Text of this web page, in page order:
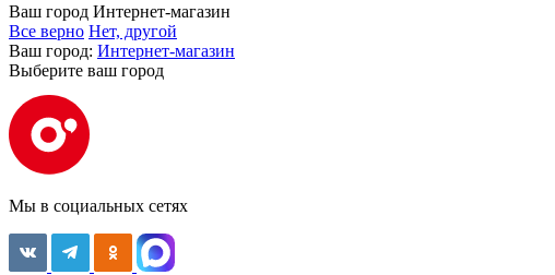
Ваш город Интернет-магазин
Все верно Нет, другой
Ваш город: Интернет-магазин
Выберите ваш город
Мы в социальных сетях